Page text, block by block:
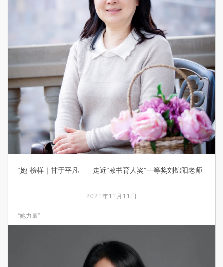
“她”榜样｜甘于平凡——走近“教书育人奖”一等奖刘锦阳老师
2021年11月11日
“她力量”